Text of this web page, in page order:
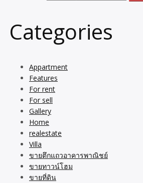
Categories
Appartment
Features
For rent
For sell
Gallery
Home
realestate
Villa
ขายตึกแถวอาคารพาณิชย์
ขายทาวน์โฮม
ขายที่ดิน